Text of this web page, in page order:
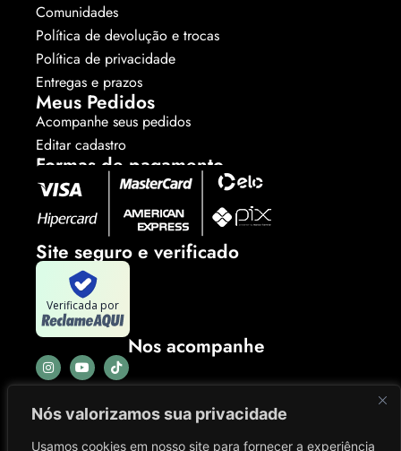
Nós valorizamos sua privacidade
Usamos cookies em nosso site para fornecer a experiência
Comunidades
Política de devolução e trocas
Política de privacidade
Entregas e prazos
Meus Pedidos
Acompanhe seus pedidos
Editar cadastro
Formas de pagamento
Site seguro e verificado
Verificada por
Nos acompanhe